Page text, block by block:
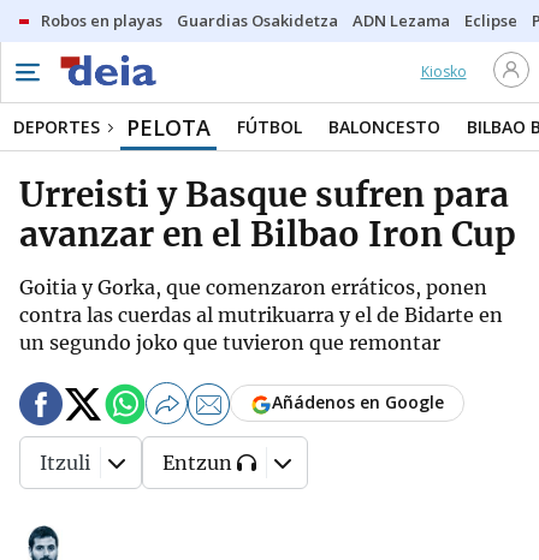
Robos en playas Guardias Osakidetza ADN Lezama Eclipse
Kiosko
DEPORTES PELOTA FÚTBOL BALONCESTO BILBAO
Urreisti y Basque sufren para
avanzar en el Bilbao Iron Cup
Goitia y Gorka, que comenzaron erráticos, ponen
contra las cuerdas al mutrikuarra y el de Bidarte en
un segundo joko que tuvieron que remontar
Añádenos en Google
Itzuli Entzun